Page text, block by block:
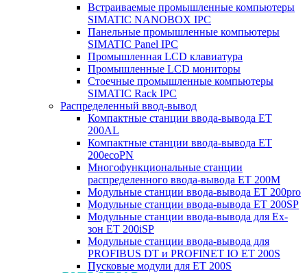
Встраиваемые промышленные компьютеры
SIMATIC NANOBOX IPC
Панельные промышленные компьютеры
SIMATIC Panel IPC
Промышленная LCD клавиатура
Промышленные LCD мониторы
Стоечные промышленные компьютеры
SIMATIC Rack IPC
Распределенный ввод-вывод
Компактные станции ввода-вывода ET
200AL
Компактные станции ввода-вывода ET
200ecoPN
Многофункциональные станции
распределенного ввода-вывода ET 200M
Модульные станции ввода-вывода ET 200pro
Модульные станции ввода-вывода ET 200SP
Модульные станции ввода-вывода для Ex-
зон ET 200iSP
Модульные станции ввода-вывода для
PROFIBUS DT и PROFINET IO ET 200S
Пусковые модули для ET 200S